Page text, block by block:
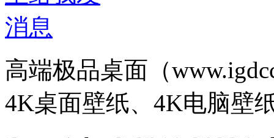
高端极品桌面（
4K桌面壁纸、4K电脑壁